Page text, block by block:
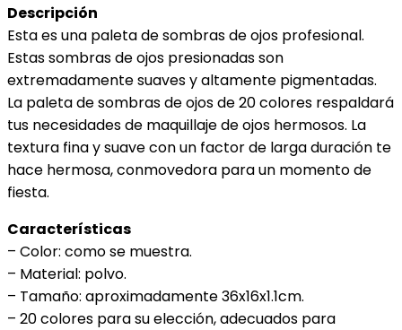
de
ojos
con
brillo
brillo
maquillaje
pigmentado…
cantidad
Descripción
Esta es una paleta de sombras de ojos profesional.
Estas sombras de ojos presionadas son
extremadamente suaves y altamente pigmentadas.
La paleta de sombras de ojos de 20 colores respaldará
tus necesidades de maquillaje de ojos hermosos. La
textura fina y suave con un factor de larga duración te
hace hermosa, conmovedora para un momento de
fiesta.
Características
– Color: como se muestra.
– Material: polvo.
– Tamaño: aproximadamente 36x16x1.1cm.
– 20 colores para su elección, adecuados para